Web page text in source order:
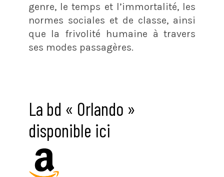
genre, le temps et l’immortalité, les
normes sociales et de classe, ainsi
que la frivolité humaine à travers
ses modes passagères.
La bd « Orlando »
disponible ici